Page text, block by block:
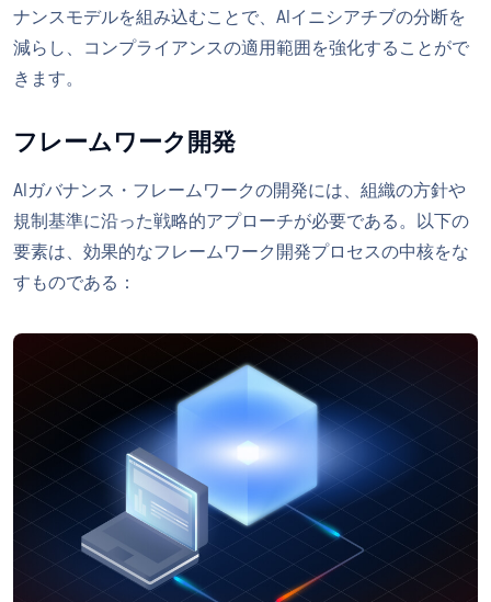
ナンスモデルを組み込むことで、AIイニシアチブの分断を
減らし、コンプライアンスの適用範囲を強化することがで
きます。
フレームワーク開発
AIガバナンス・フレームワークの開発には、組織の方針や
規制基準に沿った戦略的アプローチが必要である。以下の
要素は、効果的なフレームワーク開発プロセスの中核をな
すものである：